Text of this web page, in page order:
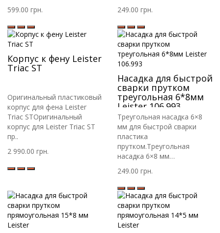
599.00 грн.
249.00 грн.
Корпус к фену Leister
Triac ST
Оригинальный пластиковый
корпус для фена Leister
Triac STОригинальный
корпус для Leister Triac ST
пр..
2 990.00 грн.
Насадка для быстрой
сварки прутком
треугольная 6*8мм
Leister 106.993
Треугольная насадка 6×8
мм для быстрой сварки
пластика
прутком.Треугольная
насадка 6×8 мм
249.00 грн.